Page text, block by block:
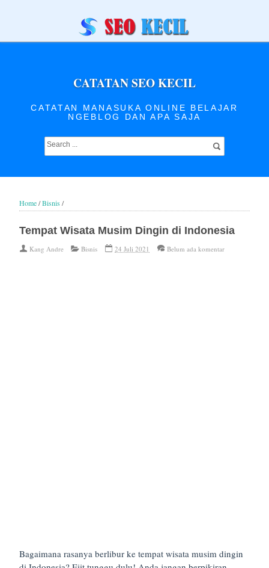
CATATAN SEO KECIL
CATATAN MANASUKA ONLINE BELAJAR
NGEBLOG DAN APA SAJA
Home/Bisnis /
Tempat Wisata Musim Dingin di Indonesia
Kang Andre Bisnis 24 Juli 2021 Belum ada komentar
Bagaimana rasanya berlibur ke tempat wisata musim dingin